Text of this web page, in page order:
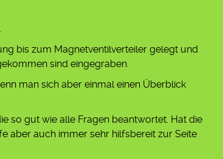
bis zum Magnetventilverteiler gelegt und
sind eingegraben.
man sich aber einmal einen Überblick
so gut wie alle Fragen beantwortet. Hat die
aber auch immer sehr hilfsbereit zur Seite